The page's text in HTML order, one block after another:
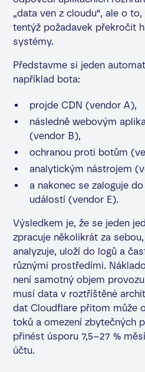
„data ven z cloudu“, ale o
tentýž požadavek překročit
systémy.
Představme si jeden
například bota:
projde CDN (vendor A),
následně webovým
(vendor B),
ochranou proti botům
analytickým nástrojem
a nakonec se zaloguje
událostí (vendor E).
Výsledkem je, že se jeden
zpracuje několikrát za
analyzuje, uloží do logů a
různými prostředími.
není samotný objem
musí data v roztříštěné
dat Cloudflare přitom může
toků a omezení zbytečných
přinést úsporu 7,5–27 %
účtu.